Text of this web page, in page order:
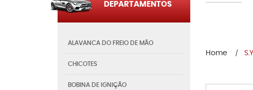
DEPARTAMENTOS
ALAVANCA DO FREIO DE MÃO
CHICOTES
BOBINA DE IGNIÇÃO
Home